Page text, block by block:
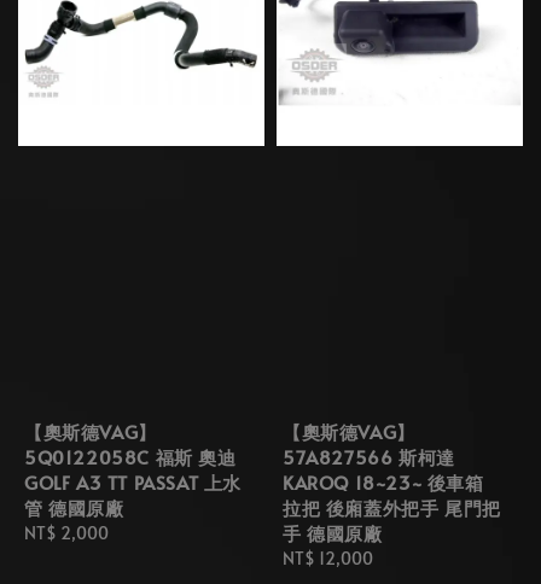
【奧斯德VAG】
5Q0122058C 福斯 奧迪
GOLF A3 TT PASSAT 上水
管 德國原廠
Regular
NT$ 2,000
【奧斯德VAG】
57A827566 斯柯達
KAROQ 18~23~ 後車箱
拉把 後廂蓋外把手 尾門把
手 德國原廠
Regular
NT$ 12,000